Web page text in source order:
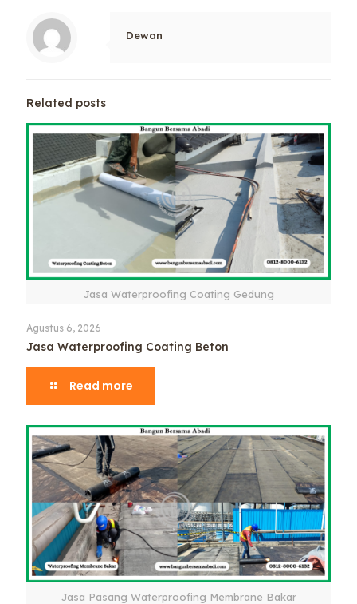
Dewan
Related posts
Jasa Waterproofing Coating Gedung
Agustus 6, 2026
Jasa Waterproofing Coating Beton
Read more
Jasa Pasang Waterproofing Membrane Bakar